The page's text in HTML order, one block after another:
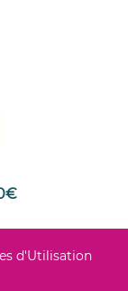
d'Utilisation